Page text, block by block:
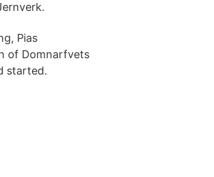
Pias
of Domnarfvets
started.